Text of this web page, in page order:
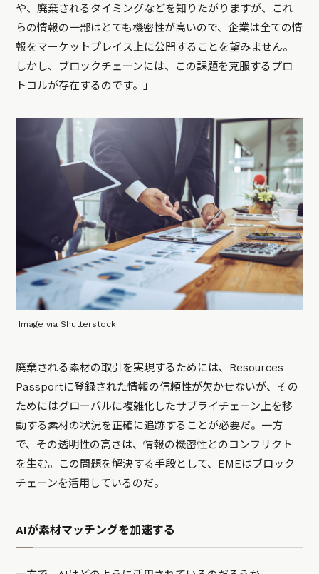
や、廃棄されるタイミングなどを知りたがりますが、これ
らの情報の一部はとても機密性が高いので、企業は全ての情
報をマーケットプレイス上に公開することを望みません。
しかし、ブロックチェーンには、この課題を克服するプロ
トコルが存在するのです。」
Image via Shutterstock
廃棄される素材の取引を実現するためには、Resources
Passportに登録された情報の信頼性が欠かせないが、その
ためにはグローバルに複雑化したサプライチェーン上を移
動する素材の状況を正確に追跡することが必要だ。一方
で、その透明性の高さは、情報の機密性とのコンフリクト
を生む。この問題を解決する手段として、EMEはブロック
チェーンを活用しているのだ。
AIが素材マッチングを加速する